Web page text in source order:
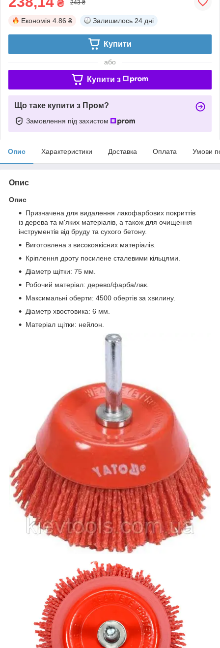
₴ 243 ₴
Економія 4.86 ₴ Залишилось 24 дні
Купити
або
Купити з
Що таке купити з Пром?
Замовлення під захистом
Опис Характеристики Доставка Оплата Умови
Опис
Опис
Призначена для видалення лакофарбових покриттів
із дерева та м'яких матеріалів, а також для очищення
інструментів від бруду та сухого бетону.
Виготовлена з високоякісних матеріалів.
Кріплення дроту посилене сталевими кільцями.
Діаметр щітки: 75 мм.
Робочий матеріал: дерево/фарба/лак.
Максимальні оберти: 4500 обертів за хвилину.
Діаметр хвостовика: 6 мм.
Матеріал щітки: нейлон.